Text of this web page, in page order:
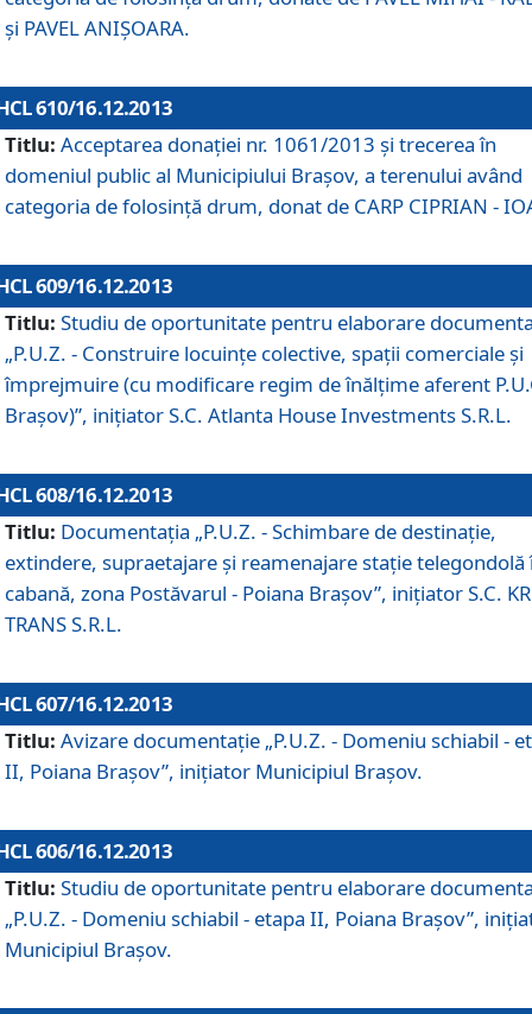
şi PAVEL ANIŞOARA.
610/16.12.2013
Titlu: Acceptarea donaţiei nr. 1061/2013 şi trecerea în
domeniul public al Municipiului Braşov, a terenului având
categoria de folosinţă drum, donat de CARP CIPRIAN -
609/16.12.2013
Titlu: Studiu de oportunitate pentru elaborare
„P.U.Z. - Construire locuinţe colective, spaţii comerciale şi
împrejmuire (cu modificare regim de înălţime aferent
Braşov)”, iniţiator S.C. Atlanta House Investments S.R.L.
608/16.12.2013
Titlu: Documentaţia „P.U.Z. - Schimbare de destinaţie,
extindere, supraetajare şi reamenajare staţie telegondolă
cabană, zona Postăvarul - Poiana Braşov”, iniţiator S.C.
TRANS S.R.L.
607/16.12.2013
Titlu: Avizare documentaţie „P.U.Z. - Domeniu schiabil -
II, Poiana Braşov”, iniţiator Municipiul Braşov.
606/16.12.2013
Titlu: Studiu de oportunitate pentru elaborare
„P.U.Z. - Domeniu schiabil - etapa II, Poiana Braşov”,
Municipiul Braşov.